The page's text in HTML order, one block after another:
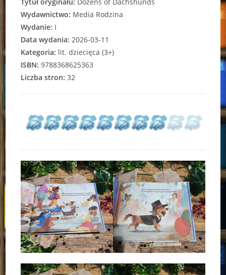
Wydawnictwo: Media Rodzina
Wydanie: I
Data wydania: 2026-03-11
Kategoria: lit. dziecięca (3+)
ISBN: 9788368625363
Liczba stron: 32